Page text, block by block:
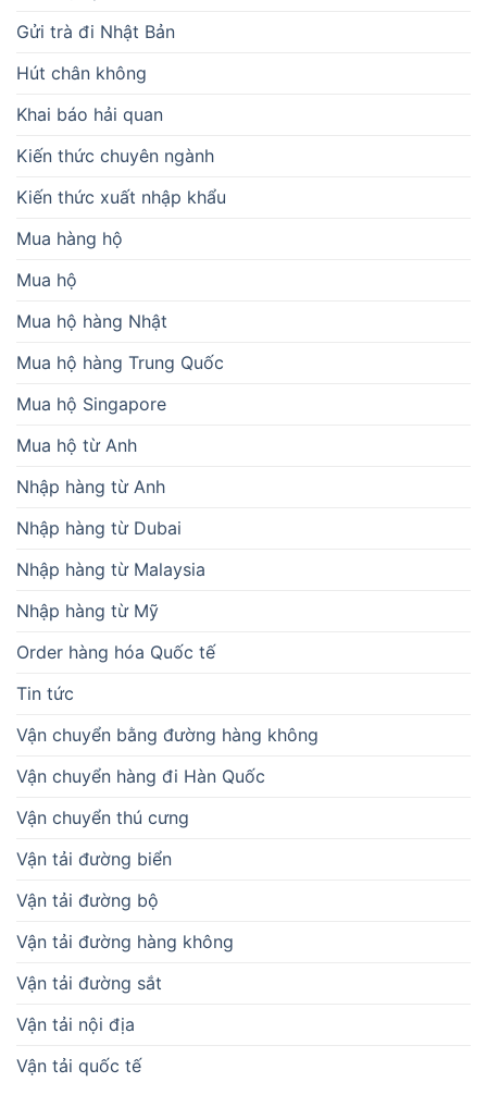
Gửi trà đi Nhật Bản
Hút chân không
Khai báo hải quan
Kiến thức chuyên ngành
Kiến thức xuất nhập khẩu
Mua hàng hộ
Mua hộ
Mua hộ hàng Nhật
Mua hộ hàng Trung Quốc
Mua hộ Singapore
Mua hộ từ Anh
Nhập hàng từ Anh
Nhập hàng từ Dubai
Nhập hàng từ Malaysia
Nhập hàng từ Mỹ
Order hàng hóa Quốc tế
Tin tức
Vận chuyển bằng đường hàng không
Vận chuyển hàng đi Hàn Quốc
Vận chuyển thú cưng
Vận tải đường biển
Vận tải đường bộ
Vận tải đường hàng không
Vận tải đường sắt
Vận tải nội địa
Vận tải quốc tế